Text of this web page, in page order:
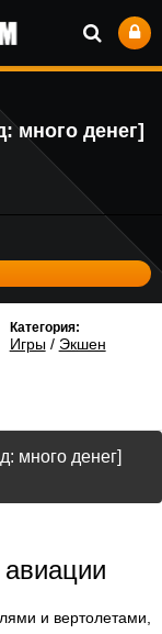
много денег]
Категория:
Игры/ Экшен
много денег]
и вертолетами,